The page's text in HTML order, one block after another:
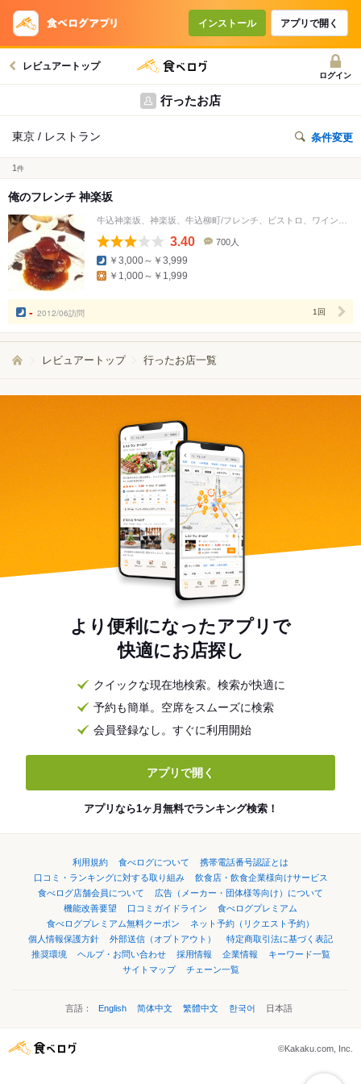
インストール アプリで開く
レビュアートップ
ログイン
行ったお店
東京 / レストラン 条件変更
1 件
俺のフレンチ 神楽坂
3.40
数
700人
￥3,000～￥3,999
￥1,000～￥1,999
- 2012/06訪問 1回
レビュアートップ 行ったお店一覧
より便利になったアプリで
快適にお店探し
クイックな現在地検索。検索が快適に
予約も簡単。空席をスムーズに検索
会員登録なし。すぐに利用開始
アプリで開く
アプリなら1ヶ月無料でランキング検索！
利用規約 食べログについて
携帯電話番号認証とは
口コミ・ランキングに対する取り組み
飲食店・飲食企業様向けサービス
食べログ店舗会員について
広告（メーカー・団体様等向け）について
機能改善要望
口コミガイドライン
食べログプレミアム
食べログプレミアム無料クーポン
ネット予約（リクエスト予約）
個人情報保護方針
外部送信（オプトアウト）
特定商取引法に基づく表記
推奨環境
ヘルプ・お問い合わせ 採用情報 企業情報
キーワード一覧
サイトマップ
チェーン一覧
言語： English 简体中文 繁體中文 한국어 日本語
©Kakaku.com, Inc.